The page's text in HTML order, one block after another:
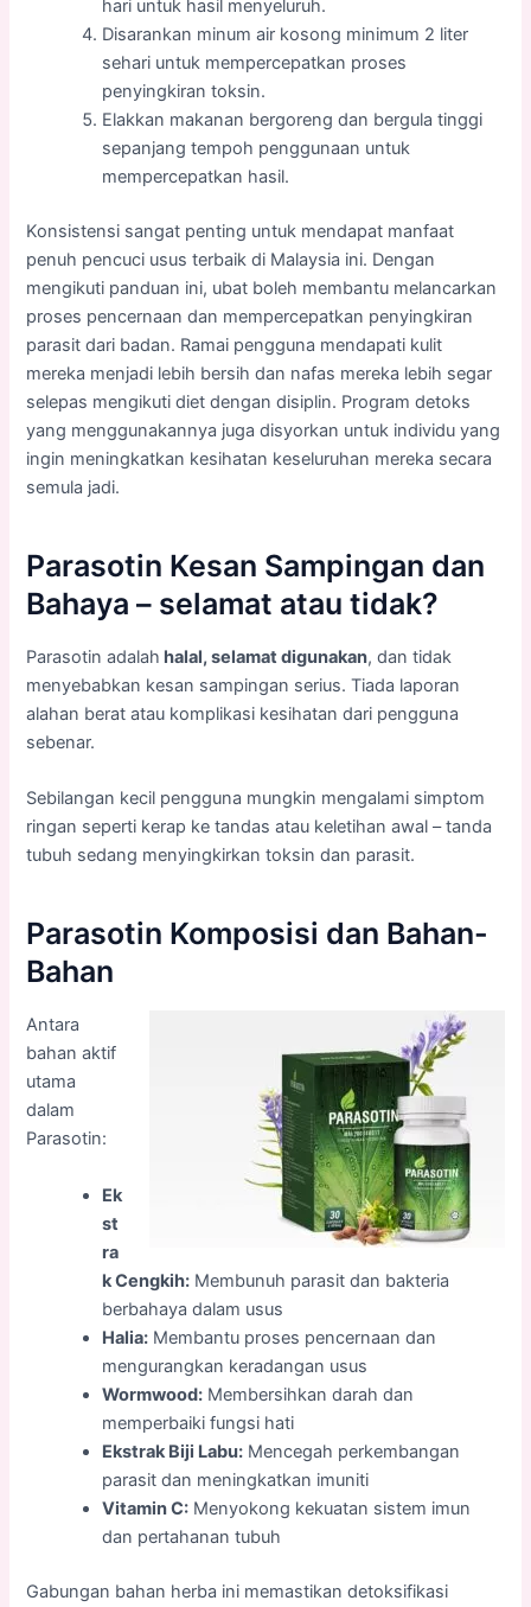
hari untuk hasil menyeluruh.
Disarankan minum air kosong minimum 2 liter
sehari untuk mempercepatkan proses
penyingkiran toksin.
Elakkan makanan bergoreng dan bergula tinggi
sepanjang tempoh penggunaan untuk
mempercepatkan hasil.
Konsistensi sangat penting untuk mendapat manfaat
penuh pencuci usus terbaik di Malaysia ini. Dengan
mengikuti panduan ini, ubat boleh membantu melancarkan
proses pencernaan dan mempercepatkan penyingkiran
parasit dari badan. Ramai pengguna mendapati kulit
mereka menjadi lebih bersih dan nafas mereka lebih segar
selepas mengikuti diet dengan disiplin. Program detoks
yang menggunakannya juga disyorkan untuk individu yang
ingin meningkatkan kesihatan keseluruhan mereka secara
semula jadi.
Parasotin Kesan Sampingan dan
Bahaya – selamat atau tidak?
Parasotin adalah halal, selamat digunakan, dan tidak
menyebabkan kesan sampingan serius. Tiada laporan
alahan berat atau komplikasi kesihatan dari pengguna
sebenar.
Sebilangan kecil pengguna mungkin mengalami simptom
ringan seperti kerap ke tandas atau keletihan awal – tanda
tubuh sedang menyingkirkan toksin dan parasit.
Parasotin Komposisi dan Bahan-
Bahan
Antara
bahan aktif
utama
dalam
Parasotin:
Ek
st
ra
k Cengkih: Membunuh parasit dan bakteria
berbahaya dalam usus
Halia: Membantu proses pencernaan dan
mengurangkan keradangan usus
Wormwood: Membersihkan darah dan
memperbaiki fungsi hati
Ekstrak Biji Labu: Mencegah perkembangan
parasit dan meningkatkan imuniti
Vitamin C: Menyokong kekuatan sistem imun
dan pertahanan tubuh
Gabungan bahan herba ini memastikan detoksifikasi